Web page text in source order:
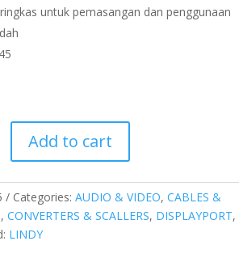
untuk pemasangan dan penggunaan
Add to cart
Categories: AUDIO & VIDEO, CABLES &
, CONVERTERS & SCALLERS, DISPLAYPORT,
LINDY